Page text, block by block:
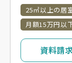
25㎡以上の居
月額15万円以
資料請